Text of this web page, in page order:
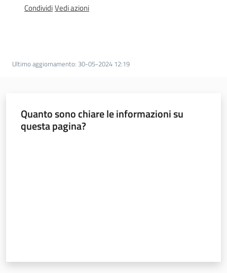
i
CondividiVedi azioni
Ultimo aggiornamento: 30-05-2024 12:19
Quanto sono chiare le informazioni su
questa pagina?